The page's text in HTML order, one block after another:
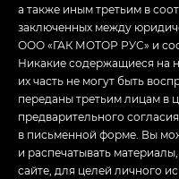
а также иным третьим в
заключенных между
ООО «ГАК МОТОР РУС» и
Никакие содержащиеся на
их часть не могут быть
переданы третьим лицам в
предварительного
в письменной форме. Вы
и распечатывать
сайте, для целей личного